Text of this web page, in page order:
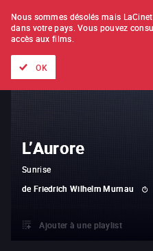
À L'UNITÉ
L’Aurore
Sunrise
de Friedrich Wilhelm Murnau
Ajouter à une playlist
Nous sommes désolés mais
dans votre pays. Vous pouvez
accès aux films.
OK